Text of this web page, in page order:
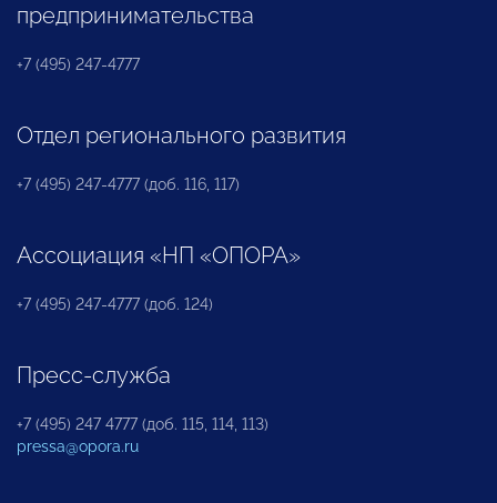
предпринимательства
+7 (495) 247-4777
Отдел регионального развития
+7 (495) 247-4777 (доб. 116, 117)
Ассоциация «НП «ОПОРА»
+7 (495) 247-4777 (доб. 124)
Пресс-служба
+7 (495) 247 4777 (доб. 115, 114, 113)
pressa@opora.ru